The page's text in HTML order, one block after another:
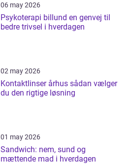
06 may 2026
Psykoterapi billund en genvej til
bedre trivsel i hverdagen
02 may 2026
Kontaktlinser århus sådan vælger
du den rigtige løsning
01 may 2026
Sandwich: nem, sund og
mættende mad i hverdagen